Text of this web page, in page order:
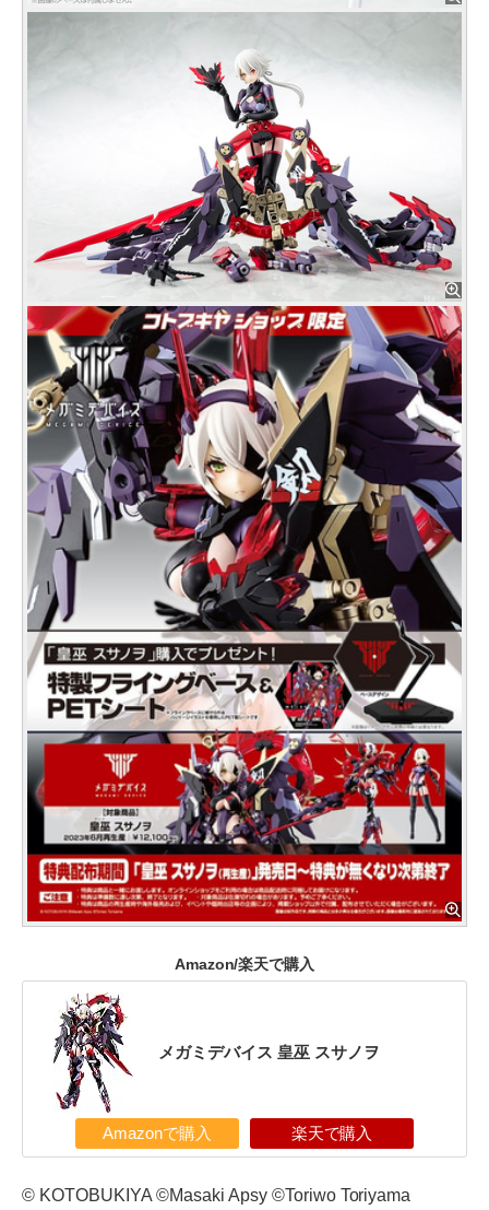
Amazon/楽天で購入
メガミデバイス 皇巫 スサノヲ
Amazonで購入 楽天で購入
© KOTOBUKIYA ©Masaki Apsy ©Toriwo Toriyama